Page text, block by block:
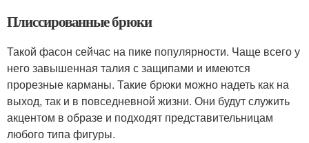
Плиссированные брюки
Такой фасон сейчас на пике популярности. Чаще всего у
него завышенная талия с защипами и имеются
прорезные карманы. Такие брюки можно надеть как на
выход, так и в повседневной жизни. Они будут служить
акцентом в образе и подходят представительницам
любого типа фигуры.